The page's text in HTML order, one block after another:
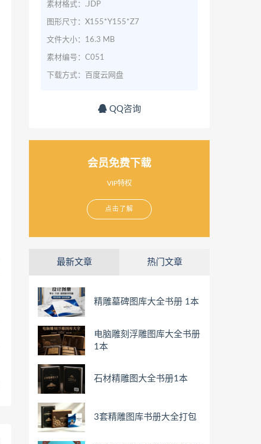
素材格式：.JDP
图形尺寸：X155*Y155*Z7
文件大小：16.3 MB
素材编号：C051
下载方式：百度云网盘
QQ咨询
会员免费下载
VIP特权
点击了解
最新文章 热门文章
精雕墓碑图库大全书册 1本
电脑雕刻浮雕图库大全书册
1本
石材精雕图大全书册1本
3套精雕图库书册大全打包